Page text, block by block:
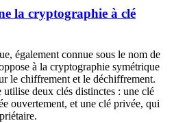
la cryptographie à clé
également connue sous le nom de
à la cryptographie symétrique
le chiffrement et le déchiffrement.
deux clés distinctes : une clé
ouvertement, et une clé privée, qui